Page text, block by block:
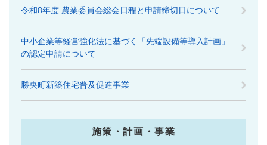
令和8年度 農業委員会総会日程と申請締切日について
中小企業等経営強化法に基づく「先端設備等導入計画」
の認定申請について
勝央町新築住宅普及促進事業
施策・計画・事業